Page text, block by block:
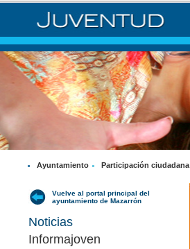
Ayuntamiento Participación ciudadana
Vuelve al portal principal del
ayuntamiento de Mazarrón
Noticias
Informajoven